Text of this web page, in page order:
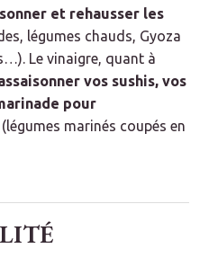
et rehausser les
légumes chauds, Gyoza
Le vinaigre, quant à
vos sushis, vos
pour
(légumes marinés coupés en